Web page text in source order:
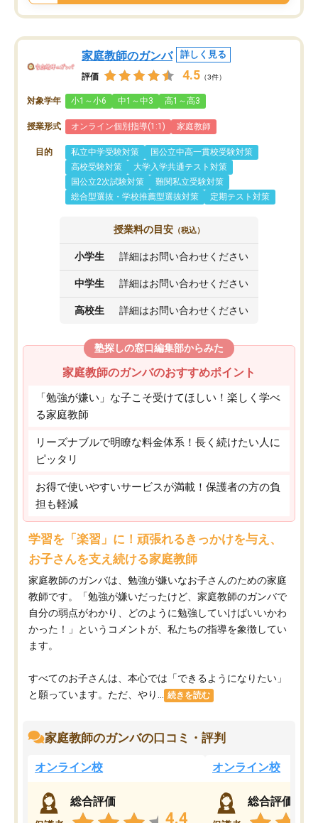
家庭教師のガンバ 詳しく見る
評価 4.5 （3件）
対象学年 小1～小6 中1～中3 高1～高3
授業形式 オンライン個別指導(1:1) 家庭教師
目的 私立中学受験対策
国公立中高一貫校受験対策
高校受験対策
大学入学共通テスト対策
国公立2次試験対策
難関私立受験対策
総合型選抜・学校推薦型選抜対策
定期テスト対策
授業料の目安 （税込）
小学生 詳細はお問い合わせください
中学生 詳細はお問い合わせください
高校生 詳細はお問い合わせください
塾探しの窓口編集部からみた
家庭教師のガンバのおすすめポイント
「勉強が嫌い」な子こそ受けてほしい！楽しく学べ
る家庭教師
リーズナブルで明瞭な料金体系！長く続けたい人に
ピッタリ
お得で使いやすいサービスが満載！保護者の方の負
担も軽減
学習を「楽習」に！頑張れるきっかけを与え、
お子さんを支え続ける家庭教師
家庭教師のガンバは、勉強が嫌いなお子さんのための家庭
教師です。「勉強が嫌いだったけど、家庭教師のガンバで
自分の弱点がわかり、どのように勉強していけばいいかわ
かった！」というコメントが、私たちの指導を象徴してい
ます。
すべてのお子さんは、本心では「できるようになりたい」
と願っています。ただ、やり...
続きを読む
家庭教師のガンバの口コミ・評判
オンライン校
総合評価
4.4
オンライン校
総合評価